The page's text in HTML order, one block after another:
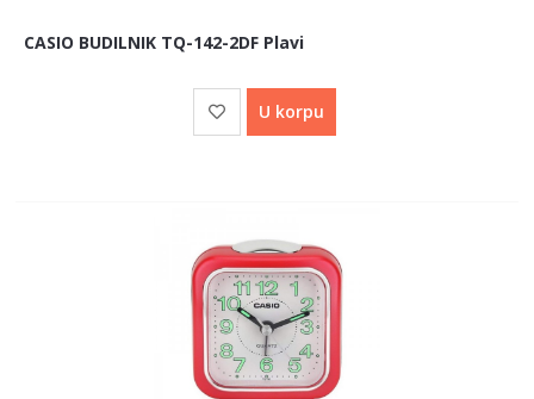
CASIO BUDILNIK TQ-142-2DF Plavi
U korpu